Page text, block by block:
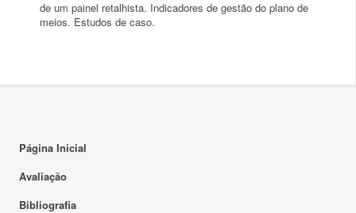
de um painel retalhista. Indicadores de gestão do plano de
meios. Estudos de caso.
Página Inicial
Avaliação
Bibliografia